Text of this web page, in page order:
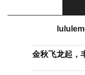
金秋飞龙起